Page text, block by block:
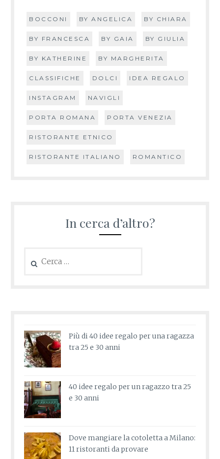
BOCCONI BY ANGELICA BY CHIARA
BY FRANCESCA BY GAIA BY GIULIA
BY KATHERINE BY MARGHERITA
CLASSIFICHE DOLCI IDEA REGALO
INSTAGRAM NAVIGLI
PORTA ROMANA PORTA VENEZIA
RISTORANTE ETNICO
RISTORANTE ITALIANO ROMANTICO
In cerca d’altro?
per:
Più di 40 idee regalo per una ragazza
tra 25 e 30 anni
40 idee regalo per un ragazzo tra 25
e 30 anni
Dove mangiare la cotoletta a Milano:
11 ristoranti da provare